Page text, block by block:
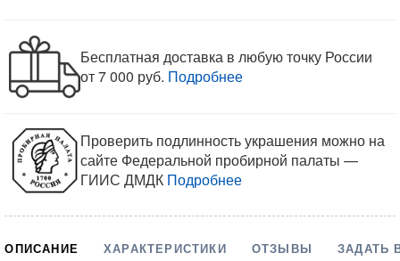
Бесплатная доставка в любую точку России
от 7 000 руб. Подробнее
Проверить подлинность украшения можно на
сайте Федеральной пробирной палаты —
ГИИС ДМДК Подробнее
ОПИСАНИЕ ХАРАКТЕРИСТИКИ ОТЗЫВЫ ЗАДАТЬ